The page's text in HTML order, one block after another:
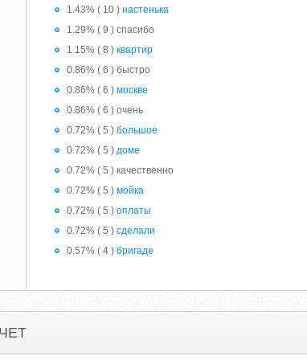
1.43% ( 10 )настенька
1.29% ( 9 ) спасибо
1.15% ( 8 )квартир
0.86% ( 6 ) быстро
0.86% ( 6 )москве
0.86% ( 6 ) очень
0.72% ( 5 )большое
0.72% ( 5 )доме
0.72% ( 5 ) качественно
0.72% ( 5 )мойка
0.72% ( 5 )оплаты
0.72% ( 5 )сделали
0.57% ( 4 )бригаде